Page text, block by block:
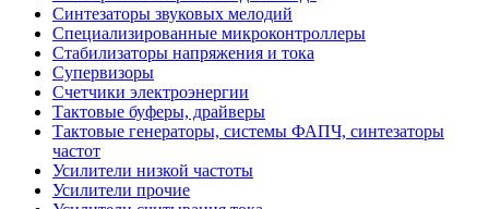
Синтезаторы звуковых мелодий
Специализированные микроконтроллеры
Стабилизаторы напряжения и тока
Супервизоры
Счетчики электроэнергии
Тактовые буферы, драйверы
Тактовые генераторы, системы ФАПЧ, синтезаторы
частот
Усилители низкой частоты
Усилители прочие